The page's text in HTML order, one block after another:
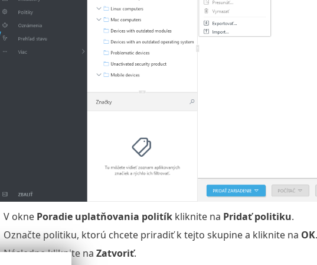
V okne Poradie uplatňovania politíkkliknite na Pridať politiku.
Označte politiku, ktorú chcete priradiť k tejto skupine a kliknite na OK.
Následne kliknite na Zatvoriť.